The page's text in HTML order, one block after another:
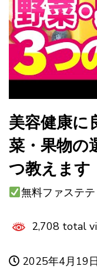
美容健康に
菜・果物の
つ教えます
無料ファステ
2,708 total
2025年4月19日